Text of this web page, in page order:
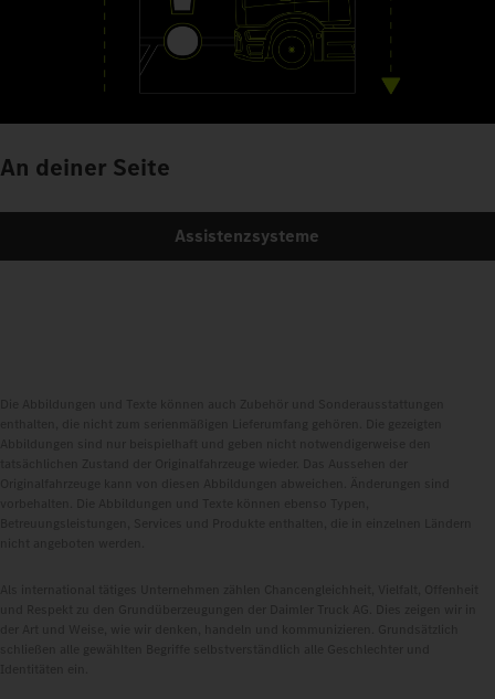
An deiner Seite
Assistenzsysteme